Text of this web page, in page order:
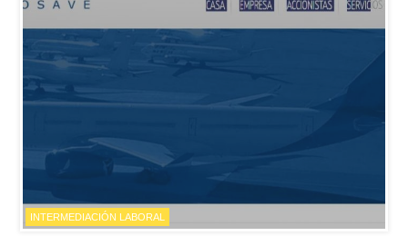
INTERMEDIACIÓN LABORAL